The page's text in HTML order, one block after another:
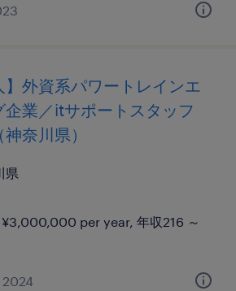
】外資系パワートレインエ
企業／itサポートスタッフ
奈川県）
県
per year, 年収216 ～